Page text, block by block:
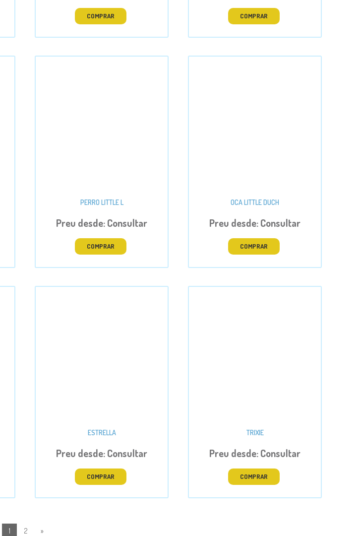
COMPRAR COMPRAR
PERRO LITTLE L
Preu desde: Consultar
COMPRAR
OCA LITTLE DUCH
Preu desde: Consultar
COMPRAR
ESTRELLA
Preu desde: Consultar
COMPRAR
TRIXIE
Preu desde: Consultar
COMPRAR
1 2 »